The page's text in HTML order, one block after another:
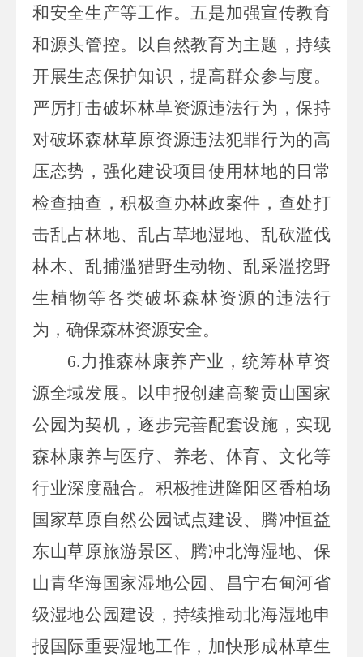
和安全生产等工作。五是加强宣传教育
和源头管控。以自然教育为主题，持续
开展生态保护知识，提高群众参与度。
严厉打击破坏林草资源违法行为，保持
对破坏森林草原资源违法犯罪行为的高
压态势，强化建设项目使用林地的日常
检查抽查，积极查办林政案件，查处打
击乱占林地、乱占草地湿地、乱砍滥伐
林木、乱捕滥猎野生动物、乱采滥挖野
生植物等各类破坏森林资源的违法行
为，确保森林资源安全。
6.力推森林康养产业，统筹林草资
源全域发展。以申报创建高黎贡山国家
公园为契机，逐步完善配套设施，实现
森林康养与医疗、养老、体育、文化等
行业深度融合。积极推进隆阳区香柏场
国家草原自然公园试点建设、腾冲恒益
东山草原旅游景区、腾冲北海湿地、保
山青华海国家湿地公园、昌宁右甸河省
级湿地公园建设，持续推动北海湿地申
报国际重要湿地工作，加快形成林草生